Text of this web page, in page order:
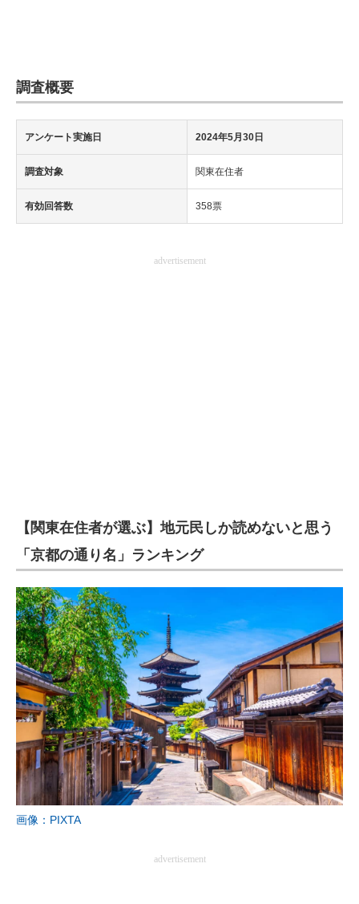
調査概要
アンケート実施日 2024年5月30日
調査対象 関東在住者
有効回答数 358票
advertisement
【関東在住者が選ぶ】地元民しか読めないと思う
「京都の通り名」ランキング
画像：PIXTA
advertisement